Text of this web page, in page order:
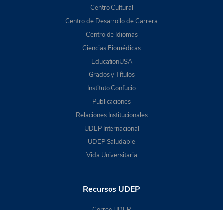
Centro Cultural
Centro de Desarrollo de Carrera
Centro de Idiomas
Ciencias Biomédicas
EducationUSA
Grados y Títulos
Instituto Confucio
Publicaciones
Relaciones Institucionales
UDEP Internacional
UDEP Saludable
Vida Universitaria
Recursos UDEP